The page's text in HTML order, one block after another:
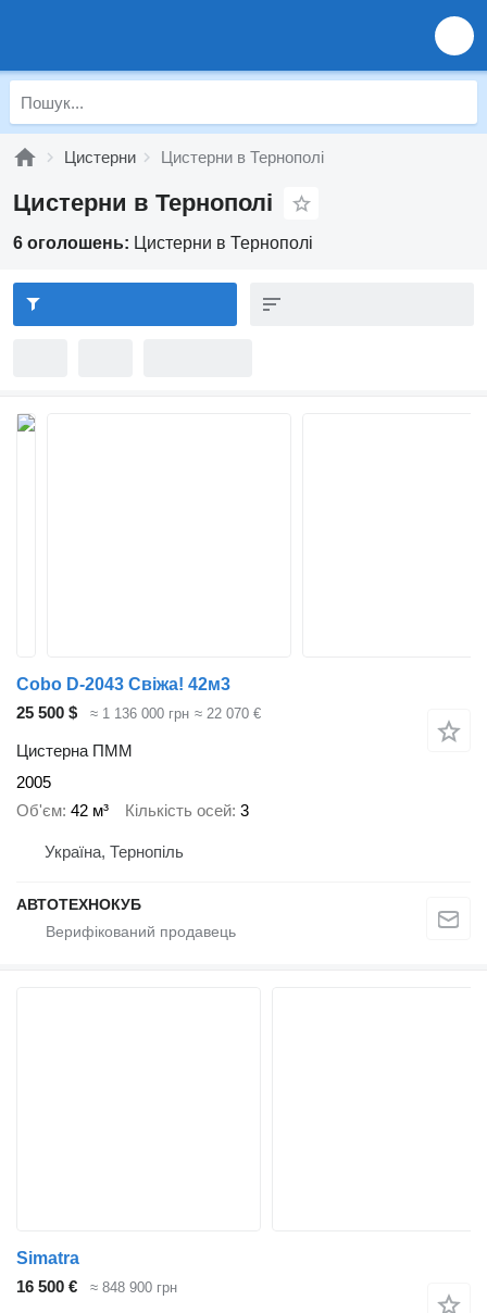
Цистерни Цистерни в Тернополі
Цистерни в Тернополі
6 оголошень: Цистерни в Тернополі
Cobo D-2043 Свіжа! 42м3
25 500 $
≈ 1 136 000 грн ≈ 22 070 €
Цистерна ПММ
2005
Об'єм 42 м³ Кількість осей 3
Україна, Тернопіль
АВТОТЕХНОКУБ
Simatra
16 500 €
≈ 848 900 грн